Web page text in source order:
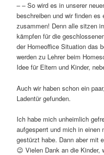
– – So wird es in unserer
beschreiben und wir finden
zusammen! Denn alle sitzen
kämpfen für die
der Homeoffice Situation das
werden zu Lehrer beim
Idee für Eltern und Kinder,
Auch wir haben schon ein
Ladentür gefunden.
Ich habe mich unheimlich
aufgesperrt und mich in einen
gestürzt habe. Dann aber mit
😉 Vielen Dank an die Kinder,